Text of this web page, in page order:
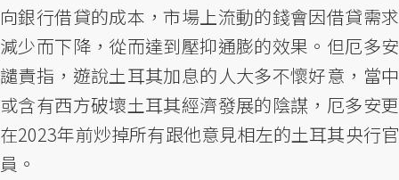
向銀行借貸的成本，市場上流動的錢會因借貸需求
減少而下降，從而達到壓抑通膨的效果。但厄多安
譴責指，遊說土耳其加息的人大多不懷好意，當中
或含有西方破壞土耳其經濟發展的陰謀，厄多安更
在2023年前炒掉所有跟他意見相左的土耳其央行官
員。